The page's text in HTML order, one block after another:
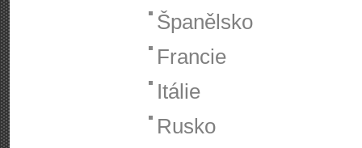
Španělsko
Francie
Itálie
Rusko